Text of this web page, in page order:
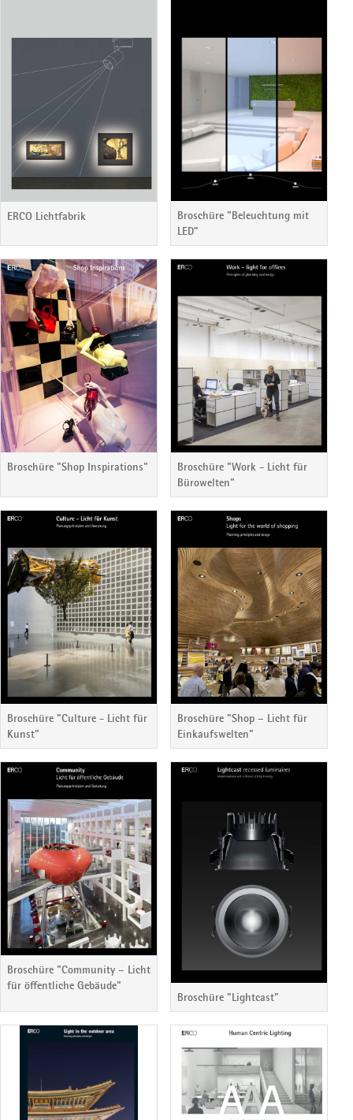
ERCO Lichtfabrik
Broschüre "Beleuchtung mit
LED”
Broschüre "Shop Inspirations"
Broschüre "Work - Licht für
Bürowelten"
Broschüre "Culture - Licht für
Kunst"
Broschüre "Shop – Licht für
Einkaufswelten"
Broschüre "Community – Licht
für öffentliche Gebäude"
Broschüre "Lightcast"